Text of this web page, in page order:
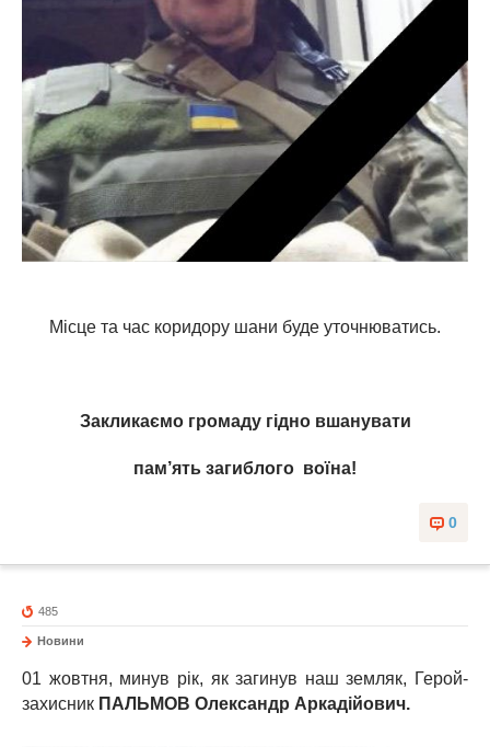
Місце та час коридору шани буде уточнюватись.
Закликаємо громаду гідно вшанувати
пам’ять загиблого воїна!
0
485
Новини
01 жовтня, минув рік, як загинув наш земляк, Герой-
захисник ПАЛЬМОВ Олександр Аркадійович.